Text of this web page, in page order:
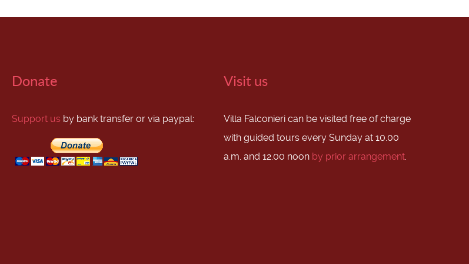
Donate
Support us by bank transfer or via paypal:
Visit us
Villa Falconieri can be visited free of charge
with guided tours every Sunday at 10.00
a.m. and 12.00 noon by prior arrangement.